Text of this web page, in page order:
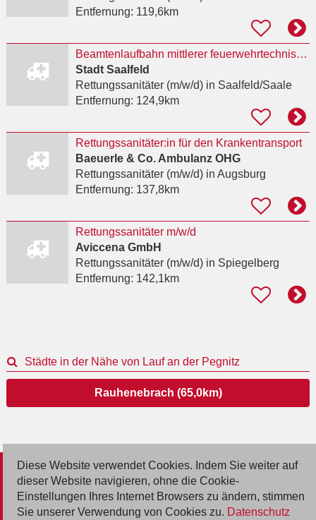
Entfernung: 119,6km
Beamtenlaufbahn mittlerer feuerwehrtechnischer Dienst
Stadt Saalfeld
Rettungssanitäter (m/w/d)in Saalfeld/Saale
Entfernung: 124,9km
Rettungssanitäter:in für den Krankentransport
Baeuerle & Co. Ambulanz OHG
Rettungssanitäter (m/w/d)in Augsburg
Entfernung: 137,8km
Rettungssanitäter m/w/d
Aviccena GmbH
Rettungssanitäter (m/w/d)in Spiegelberg
Entfernung: 142,1km
Städte in der Nähe von Lauf an der Pegnitz
Rauhenebrach (65,0km)
© 2026 Deutsche Jobmarkt GmbH
Inserieren
Diese Website verwendet Cookies. Indem Sie weiter auf
dieser Website navigieren, ohne die Cookie-
Einstellungen Ihres Internet Browsers zu ändern, stimmen
Sie unserer Verwendung von Cookies zu. Datenschutz